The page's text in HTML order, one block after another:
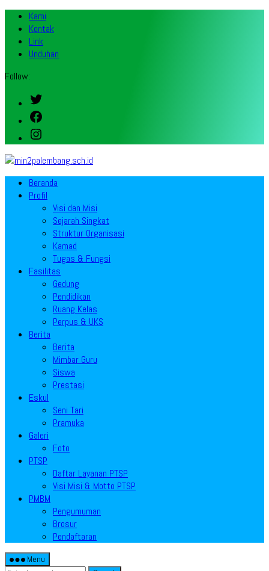
Kami
Kontak
Link
Unduhan
Follow:
Twitter
Facebook
Instagram
Beranda
Profil
Visi dan Misi
Sejarah Singkat
Struktur Organisasi
Kamad
Tugas & Fungsi
Fasilitas
Gedung
Pendidikan
Ruang Kelas
Perpus & UKS
Berita
Berita
Mimbar Guru
Siswa
Prestasi
Eskul
Seni Tari
Pramuka
Galeri
Foto
PTSP
Daftar Layanan PTSP
Visi Misi & Motto PTSP
PMBM
Pengumuman
Brosur
Pendaftaran
Menu